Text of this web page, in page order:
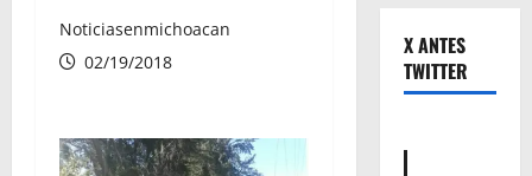
Noticiasenmichoacan
02/19/2018
X ANTES
TWITTER